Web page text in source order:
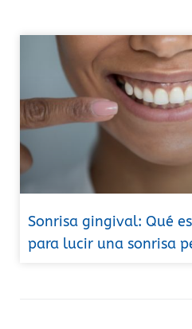
Sonrisa gingival: Qué
para lucir una sonrisa